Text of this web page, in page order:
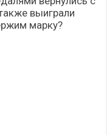
выиграли
марку?